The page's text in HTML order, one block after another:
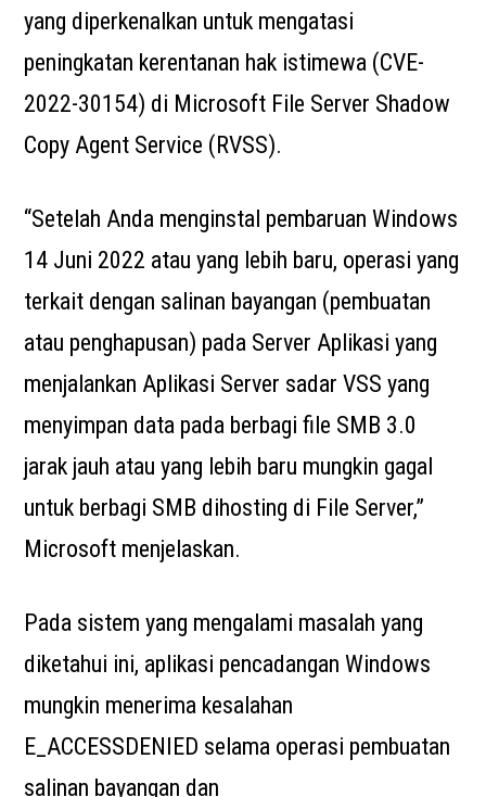
yang diperkenalkan untuk mengatasi
peningkatan kerentanan hak istimewa (CVE-
2022-30154) di Microsoft File Server Shadow
Copy Agent Service (RVSS).
“Setelah Anda menginstal pembaruan Windows
14 Juni 2022 atau yang lebih baru, operasi yang
terkait dengan salinan bayangan (pembuatan
atau penghapusan) pada Server Aplikasi yang
menjalankan Aplikasi Server sadar VSS yang
menyimpan data pada berbagi file SMB 3.0
jarak jauh atau yang lebih baru mungkin gagal
untuk berbagi SMB dihosting di File Server,”
Microsoft menjelaskan.
Pada sistem yang mengalami masalah yang
diketahui ini, aplikasi pencadangan Windows
mungkin menerima kesalahan
E_ACCESSDENIED selama operasi pembuatan
salinan bayangan dan